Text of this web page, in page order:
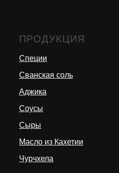
ПРОДУКЦИЯ
Специи
Сванская соль
Аджика
Соусы
Сыры
Масло из Кахетии
Чурчхела